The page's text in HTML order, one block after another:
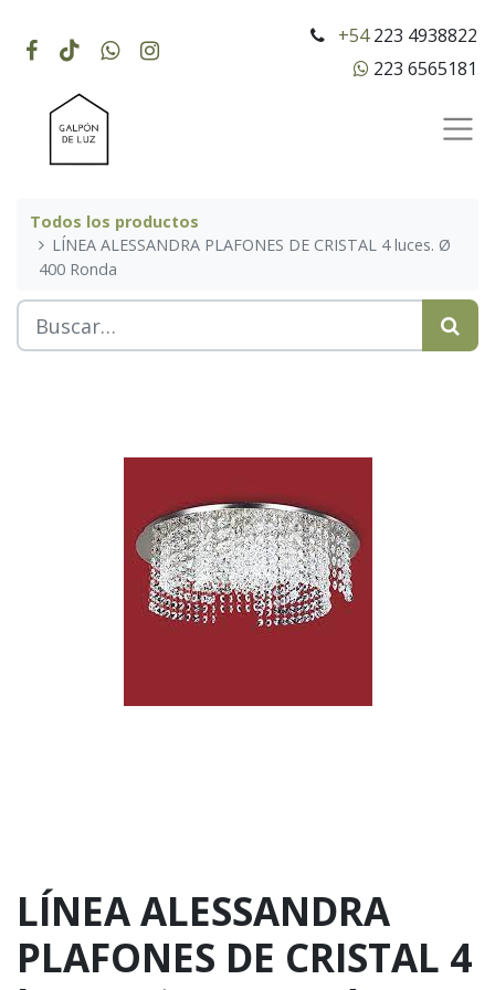
+54223 4938822
223 6565181
Todos los productos
LÍNEA ALESSANDRA PLAFONES DE CRISTAL 4 luces. Ø
400 Ronda
LÍNEA ALESSANDRA
PLAFONES DE CRISTAL 4